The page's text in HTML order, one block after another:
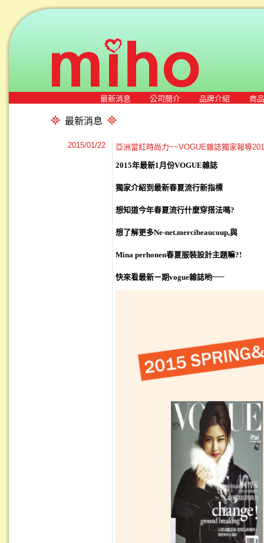
最新消息 公司簡介 品牌介紹 商
最新消息
2015/01/22 亞洲當紅時尚力~~VOGUE雜誌獨家報導
2015年最新1月份VOGUE雜誌
獨家介紹到最新春夏流行新指標
想知道今年春夏流行什麼穿搭法嗎?
想了解更多Ne-net.mercibeaucoup,與
Mina perhonen春夏服裝設計主題嘛?!
快來看最新ㄧ期vogue雜誌哟~~~